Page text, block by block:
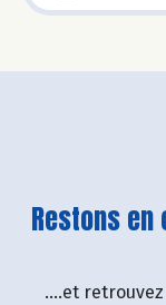
Restons
....et